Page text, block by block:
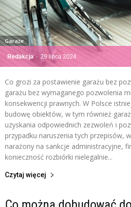
Redakcja - 29 lipca 2024
Garaże
Co grozi za postawienie garażu bez
garażu bez wymaganego pozwolenia
konsekwencji prawnych. W Polsce
budowę obiektów, w tym również
uzyskania odpowiednich zezwoleń i
przypadku naruszenia tych przepisów,
narażony na sankcje administracyjne,
konieczność rozbiórki nielegalnie...
Czytaj więcej